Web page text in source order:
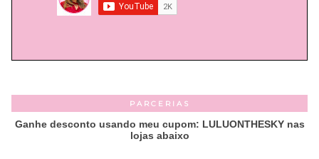
PARCERIAS
Ganhe desconto usando meu cupom: LULUONTHESKY nas
lojas abaixo